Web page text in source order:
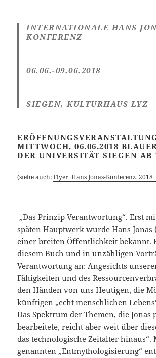
INTERNATIONALE HANS
KONFERENZ
06.06.-09.06.2018
SIEGEN, KULTURHAUS LYZ
MITTWOCH, 06.06.2018
DER UNIVERSITÄT SIEGEN AB
(siehe auch:Flyer_Hans Jonas-
„Das Prinzip Verantwortung“. Erst
späten Hauptwerk wurde Hans Jonas
einer breiten Öffentlichkeit bekannt.
diesem Buch und in unzähligen
Verantwortung an: Angesichts
Fähigkeiten und des
den Händen von uns Heutigen, die
künftigen „echt menschlichen
Das Spektrum der Themen, die Jonas
bearbeitete, reicht aber weit über
das technologische Zeitalter hinaus“.
genannten „Entmythologisierung“